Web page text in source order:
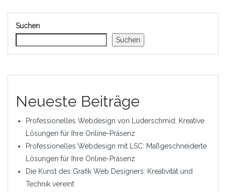
Suchen
Suchen
Neueste Beiträge
Professionelles Webdesign von Luderschmid: Kreative
Lösungen für Ihre Online-Präsenz
Professionelles Webdesign mit LSC: Maßgeschneiderte
Lösungen für Ihre Online-Präsenz
Die Kunst des Grafik Web Designers: Kreativität und
Technik vereint